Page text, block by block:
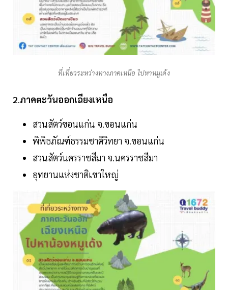
ที่เที่ยวระหว่างทางภาคเหนือ ไปหาหมูเด้ง
2.ภาคตะวันออกเฉียงเหนือ
สวนสัตว์ขอนแก่น จ.ขอนแก่น
พิพิธภัณฑ์ธรรมชาติวิทยา จ.ขอนแก่น
สวนสัตว์นครราชสีมา จ.นครราชสีมา
อุทยานแห่งชาติเขาใหญ่